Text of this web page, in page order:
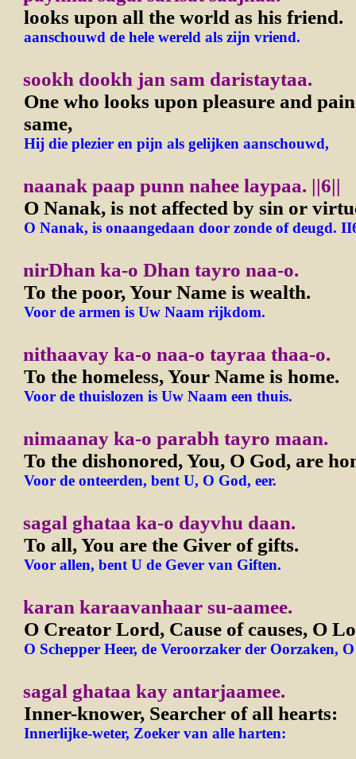
looks upon all the world as his friend.
aanschouwd de hele wereld als zijn vriend.
sookh dookh jan sam daristaytaa.
One who looks upon pleasure and
same,
Hij die plezier en pijn als gelijken aanschouwd,
naanak paap punn nahee laypaa. ||6||
O Nanak, is not affected by sin or
O Nanak, is onaangedaan door zonde of deugd.
nirDhan ka-o Dhan tayro naa-o.
To the poor, Your Name is wealth.
Voor de armen is Uw Naam rijkdom.
nithaavay ka-o naa-o tayraa thaa-o.
To the homeless, Your Name is home.
Voor de thuislozen is Uw Naam een thuis.
nimaanay ka-o parabh tayro maan.
To the dishonored, You, O God, are
Voor de onteerden, bent U, O God, eer.
sagal ghataa ka-o dayvhu daan.
To all, You are the Giver of gifts.
Voor allen, bent U de Gever van Giften.
karan karaavanhaar su-aamee.
O Creator Lord, Cause of causes, O
O Schepper Heer, de Veroorzaker der Oorzaken, O
sagal ghataa kay antarjaamee.
Inner-knower, Searcher of all hearts:
Innerlijke-weter, Zoeker van alle harten: